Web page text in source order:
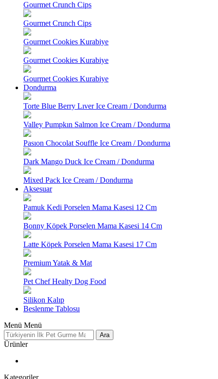
Gourmet Crunch Cips
Gourmet Crunch Cips
Gourmet Cookies Kurabiye
Gourmet Cookies Kurabiye
Gourmet Cookies Kurabiye
Dondurma
Torte Blue Berry Lıver Ice Cream / Dondurma
Valley Pumpkın Salmon Ice Cream / Dondurma
Pasıon Chocolat Souffle Ice Cream / Dondurma
Dark Mango Duck Ice Cream / Dondurma
Mixed Pack Ice Cream / Dondurma
Aksesuar
Pamuk Kedi Porselen Mama Kasesi 12 Cm
Bonny Köpek Porselen Mama Kasesi 14 Cm
Latte Köpek Porselen Mama Kasesi 17 Cm
Premium Yatak & Mat
Pet Chef Healty Dog Food
Silikon Kalıp
Beslenme Tablosu
Menü Menü
Ara
Ürünler
Kategoriler